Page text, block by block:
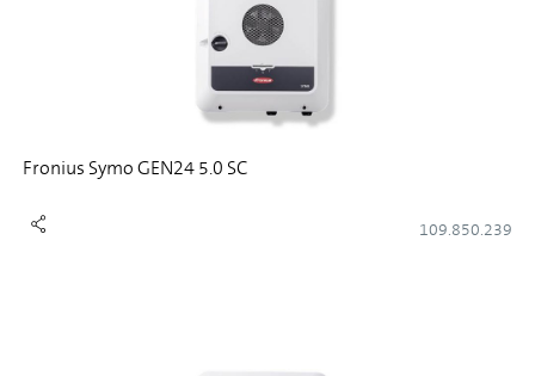
Fronius Symo GEN24 5.0 SC
109.850.239